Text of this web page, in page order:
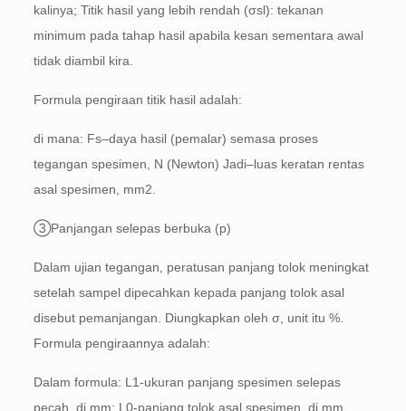
kalinya; Titik hasil yang lebih rendah (σsl): tekanan
minimum pada tahap hasil apabila kesan sementara awal
tidak diambil kira.
Formula pengiraan titik hasil adalah:
di mana: Fs–daya hasil (pemalar) semasa proses
tegangan spesimen, N (Newton) Jadi–luas keratan rentas
asal spesimen, mm2.
③Panjangan selepas berbuka (p)
Dalam ujian tegangan, peratusan panjang tolok meningkat
setelah sampel dipecahkan kepada panjang tolok asal
disebut pemanjangan. Diungkapkan oleh σ, unit itu %.
Formula pengiraannya adalah:
Dalam formula: L1-ukuran panjang spesimen selepas
pecah, di mm; L0-panjang tolok asal spesimen, di mm.